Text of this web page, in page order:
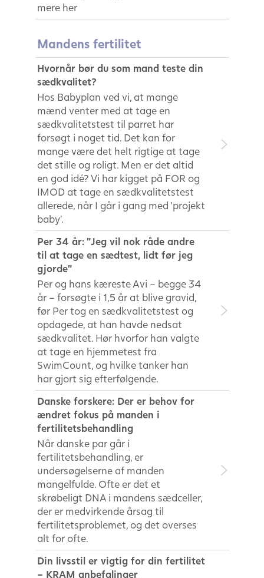
mere her
Mandens fertilitet
Hvornår bør du som mand teste din
sædkvalitet?
Hos Babyplan ved vi, at mange
mænd venter med at tage en
sædkvalitetstest til parret har
forsøgt i noget tid. Det kan for
mange være det helt rigtige at tage
det stille og roligt. Men er det altid
en god idé? Vi har kigget på FOR og
IMOD at tage en sædkvalitetstest
allerede, når I går i gang med ’projekt
baby’.
Per 34 år: ”Jeg vil nok råde andre
til at tage en sædtest, lidt før jeg
gjorde”
Per og hans kæreste Avi – begge 34
år – forsøgte i 1,5 år at blive gravid,
før Per tog en sædkvalitetstest og
opdagede, at han havde nedsat
sædkvalitet. Hør hvorfor han valgte
at tage en hjemmetest fra
SwimCount, og hvilke tanker han
har gjort sig efterfølgende.
Danske forskere: Der er behov for
ændret fokus på manden i
fertilitetsbehandling
Når danske par går i
fertilitetsbehandling, er
undersøgelserne af manden
mangelfulde. Ofte er det et
skrøbeligt DNA i mandens sædceller,
der er medvirkende årsag til
fertilitetsproblemet, og det overses
alt for ofte.
Din livsstil er vigtig for din fertilitet
– KRAM anbefalinger